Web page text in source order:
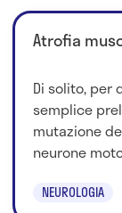
Atrofia
Di solito, per
semplice
mutazione
neurone
NEUROLOGIA